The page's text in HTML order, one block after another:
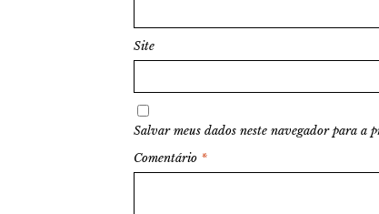
Site
Salvar meus dados neste navegador para a
Comentário *